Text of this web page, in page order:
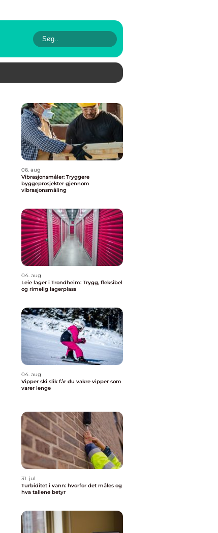
06. aug
Vibrasjonsmåler: Tryggere
byggeprosjekter gjennom
vibrasjonsmåling
04. aug
Leie lager i Trondheim: Trygg, fleksibel
og rimelig lagerplass
04. aug
Vipper ski slik får du vakre vipper som
varer lenge
31. jul
Turbiditet i vann: hvorfor det måles og
hva tallene betyr